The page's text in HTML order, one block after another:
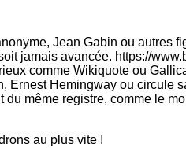
Jean Gabin ou
jamais avancée. https://
comme Wikiquote ou
Hemingway ou circule
même registre, comme le
au plus vite !